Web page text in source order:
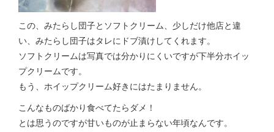
この、みたらし団子とソフトクリーム、少しだけ他店と違
い、みたらし団子はタレにドブ漬けしてくれます。
ソフトクリームは写真では分かりにくいですが下半分ホイッ
プクリームです。
もう、ホイップクリーム好きにはたまりません。
こんなものばかり食べてたらダメ！
とは思うのですが甘いものが止まらない年頃なんです。